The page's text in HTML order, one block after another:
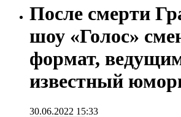
После смерти
шоу «Голос»
формат,
известный
30.06.2022 15:33